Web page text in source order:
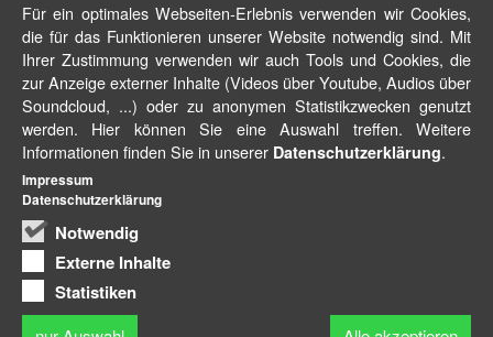
Für ein optimales Webseiten-Erlebnis verwenden wir Cookies,
die für das Funktionieren unserer Website notwendig sind. Mit
Ihrer Zustimmung verwenden wir auch Tools und Cookies, die
zur Anzeige externer Inhalte (Videos über Youtube, Audios über
Soundcloud, ...) oder zu anonymen Statistikzwecken genutzt
werden. Hier können Sie eine Auswahl treffen. Weitere
Informationen finden Sie in unserer Datenschutzerklärung.
Notwendig
Externe Inhalte
Statistiken
Impressum
Datenschutzerklärung